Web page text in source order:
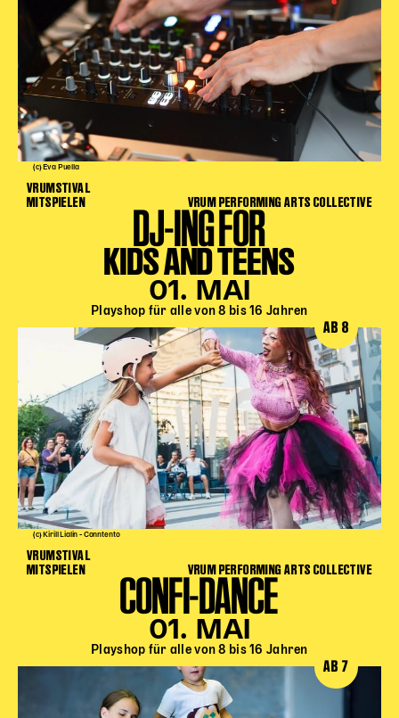
(c) Eva Puella
VRUMSTIVAL
MITSPIELEN
VRUM PERFORMING ARTS COLLECTIVE
DJ-ING FOR
KIDS AND TEENS
01. MAI
Playshop für alle von 8 bis 16 Jahren
(c) Kirill Lialin - Conntento
AB 8
VRUMSTIVAL
MITSPIELEN
VRUM PERFORMING ARTS COLLECTIVE
CONFI-DANCE
01. MAI
Playshop für alle von 8 bis 16 Jahren
AB 7